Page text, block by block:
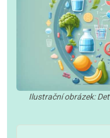
Ilustrační obrázek: